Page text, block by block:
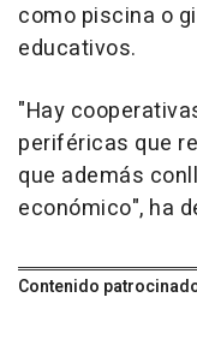
como piscina o
educativos.
"Hay
periféricas que
que además
económico", ha
Contenido